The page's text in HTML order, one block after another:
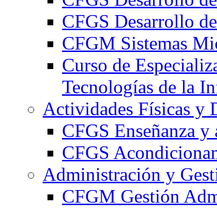
CFGS Desarrollo
CFGM Sistemas
Curso de
Tecnologías de la
Actividades Físicas y
CFGS Enseñanza
CFGS
Administración y
CFGM Gestión